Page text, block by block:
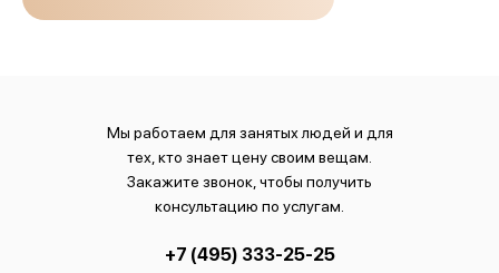
Мы работаем для занятых людей и для
тех, кто знает цену своим вещам.
Закажите звонок, чтобы получить
консультацию по услугам.
+7 (495) 333-25-25